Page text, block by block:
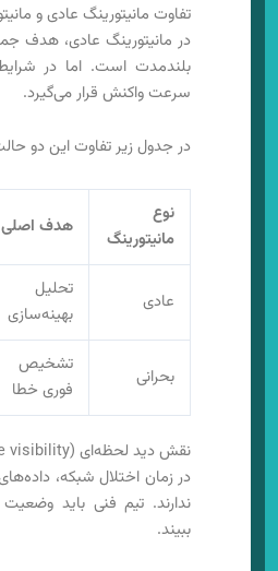
تفاوت مانیتورینگ عادی و
در مانیتورینگ عادی، هدف
بلندمدت است. اما در
سرعت واکنش قرار می‌گیرد.
در جدول زیر تفاوت این دو
نوع
مانیتورینگ
هدف اصلی
عادی
تحلیل
بهینه‌سازی
بحرانی
تشخیص
فوری خطا
نقش دید لحظه‌ای (Real-time visibility)
در زمان اختلال شبکه،
ندارند. تیم فنی باید
ببیند.